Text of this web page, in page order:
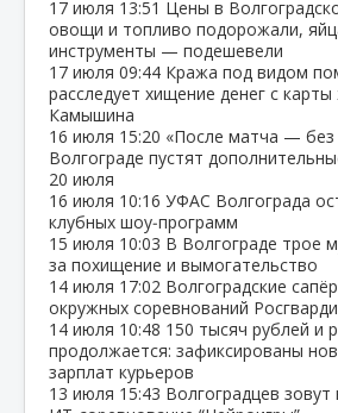
17 июля 13:51 Цены в
овощи и топливо подорожали,
инструменты — подешевели
17 июля 09:44 Кража под видом
расследует хищение денег с
Камышина
16 июля 15:20 «После матча — без
Волгограде пустят
20 июля
16 июля 10:16 УФАС Волгограда
клубных шоу‑программ
15 июля 10:03 В Волгограде трое
за похищение и вымогательство
14 июля 17:02 Волгоградские
окружных соревнований
14 июля 10:48 150 тысяч рублей и
продолжается: зафиксированы
зарплат курьеров
13 июля 15:43 Волгоградцев зовут